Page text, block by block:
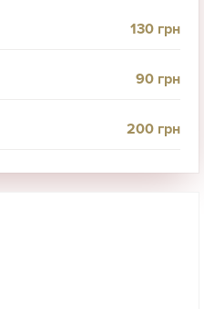
130 грн
90 грн
200 грн